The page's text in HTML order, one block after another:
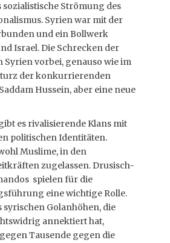
sozialistische Strömung des
Syrien war mit der
und ein Bollwerk
Israel. Die Schrecken der
Syrien vorbei, genauso wie im
der konkurrierenden
Hussein, aber eine neue
es rivalisierende Klans mit
politischen Identitäten.
Muslime, in den
zugelassen. Drusisch-
spielen für die
eine wichtige Rolle.
syrischen Golanhöhen, die
annektiert hat,
Tausende gegen die